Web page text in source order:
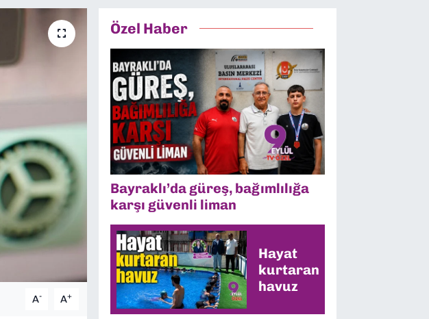
A- A+
Özel Haber
Bayraklı’da güreş, bağımlılığa
karşı güvenli liman
Hayat
kurtaran
havuz